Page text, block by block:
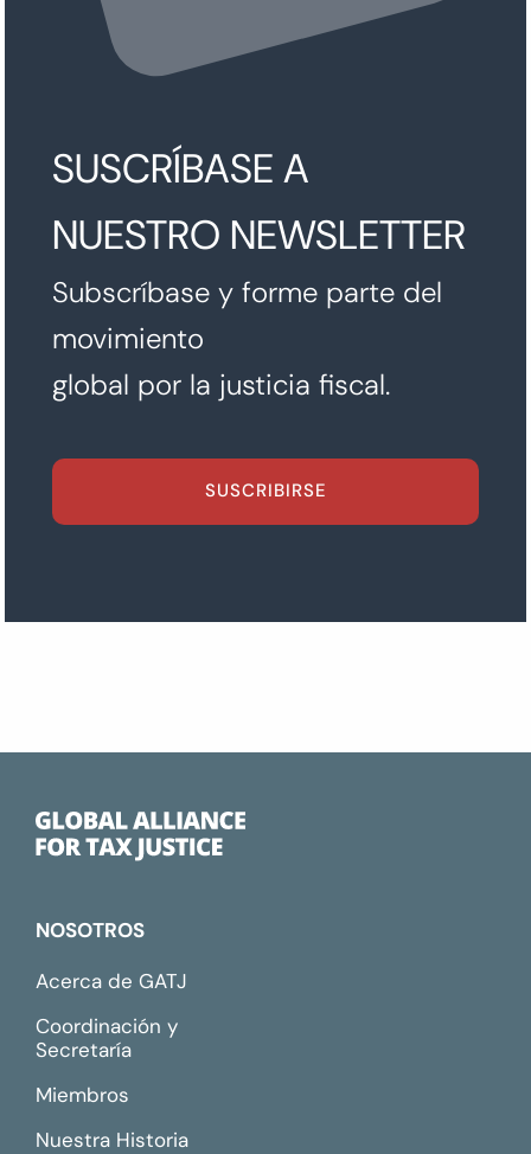
SUSCRÍBASE A
NUESTRO NEWSLETTER
Subscríbase y forme parte del
movimiento
global por la justicia fiscal.
SUSCRIBIRSE
NOSOTROS
Acerca de GATJ
Coordinación y
Secretaría
Miembros
Nuestra Historia